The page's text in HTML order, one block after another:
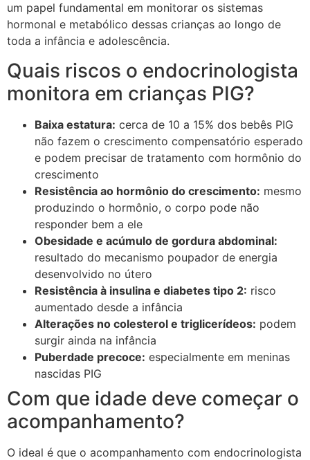
um papel fundamental em monitorar os sistemas
hormonal e metabólico dessas crianças ao longo de
toda a infância e adolescência.
Quais riscos o endocrinologista
monitora em crianças PIG?
Baixa estatura: cerca de 10 a 15% dos bebês PIG
não fazem o crescimento compensatório esperado
e podem precisar de tratamento com hormônio do
crescimento
Resistência ao hormônio do crescimento: mesmo
produzindo o hormônio, o corpo pode não
responder bem a ele
Obesidade e acúmulo de gordura abdominal:
resultado do mecanismo poupador de energia
desenvolvido no útero
Resistência à insulina e diabetes tipo 2: risco
aumentado desde a infância
Alterações no colesterol e triglicerídeos: podem
surgir ainda na infância
Puberdade precoce: especialmente em meninas
nascidas PIG
Com que idade deve começar o
acompanhamento?
O ideal é que o acompanhamento com endocrinologista